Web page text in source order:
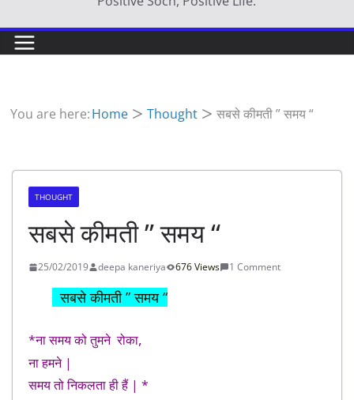
You are here:Home Thought सबसे कीमती ” समय “
THOUGHT
सबसे कीमती ” समय “
25/02/2019 deepa kaneriya 676 Views 1 Comment
सबसे कीमती ” समय “
*ना समय को तुमने रोका,
ना हमने |
समय तो निकलता ही हैं | *